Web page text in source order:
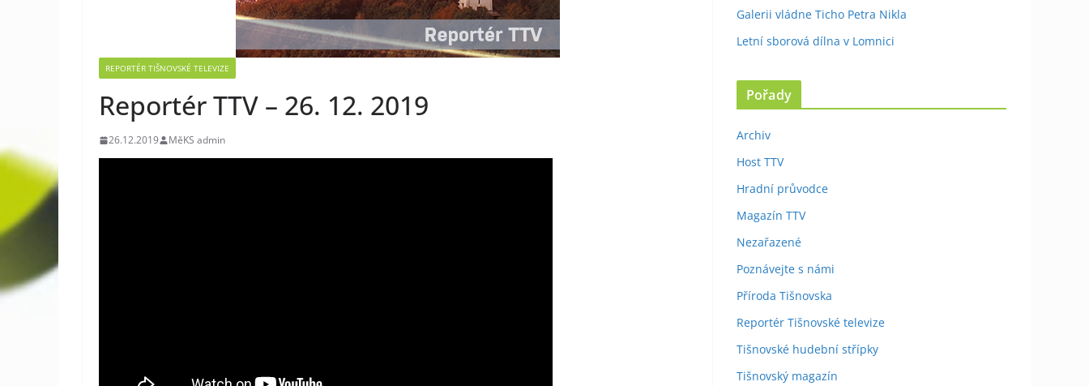
REPORTÉR TIŠNOVSKÉ TELEVIZE
Reportér TTV – 26. 12. 2019
26.12.2019 MěKS admin
Galerii vládne Ticho Petra Nikla
Letní sborová dílna v Lomnici
Pořady
Archiv
Host TTV
Hradní průvodce
Magazín TTV
Nezařazené
Poznávejte s námi
Příroda Tišnovska
Reportér Tišnovské televize
Tišnovské hudební střípky
Tišnovský magazín